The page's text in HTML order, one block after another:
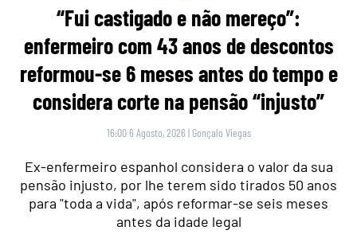
“Fui castigado e não mereço”:
enfermeiro com 43 anos de descontos
reformou-se 6 meses antes do tempo e
considera corte na pensão “injusto”
16:00 6 Agosto, 2026 | Gonçalo Viegas
Ex-enfermeiro espanhol considera o valor da sua
pensão injusto, por lhe terem sido tirados 50 anos
para "toda a vida", após reformar-se seis meses
antes da idade legal